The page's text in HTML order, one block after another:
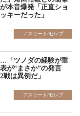
本音爆発「正直ショ
キーだった」
アスリート/セレブ
「ツノダの経験が重
が“まさか”の発言
は異例だ」
アスリート/セレブ